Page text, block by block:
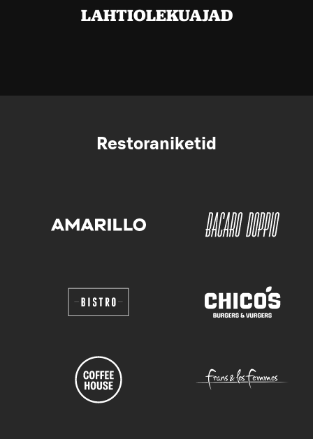
LAHTIOLEKUAJAD
Restoraniketid